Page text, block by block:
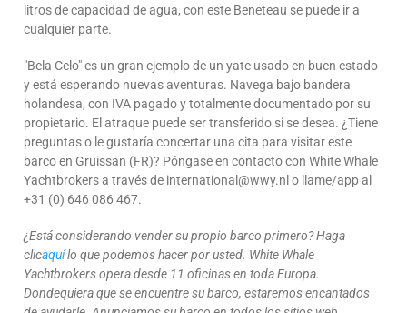
litros de capacidad de agua, con este Beneteau se puede ir a
cualquier parte.
"Bela Celo" es un gran ejemplo de un yate usado en buen estado
y está esperando nuevas aventuras. Navega bajo bandera
holandesa, con IVA pagado y totalmente documentado por su
propietario. El atraque puede ser transferido si se desea. ¿Tiene
preguntas o le gustaría concertar una cita para visitar este
barco en Gruissan (FR)? Póngase en contacto con White Whale
Yachtbrokers a través de international@wwy.nl o llame/app al
+31 (0) 646 086 467.
¿Está considerando vender su propio barco primero? Haga
clicaquílo que podemos hacer por usted. White Whale
Yachtbrokers opera desde 11 oficinas en toda Europa.
Dondequiera que se encuentre su barco, estaremos encantados